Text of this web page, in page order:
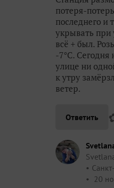
потеря-
последнего и
укрывать при
всё + был.
-7°С.
улице ни
к утру
ветер.
Ответить
20